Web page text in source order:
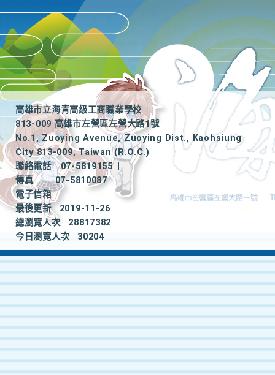
高雄市立海青高級工商職業學校
813-009 高雄市左營區左營大路1號
No.1, Zuoying Avenue, Zuoying Dist., Kaohsiung
City 813-009, Taiwan (R.O.C.)
聯絡電話
07-5819155
|
傳真
07-5810087
電子信箱
最後更新
2019-11-26
總瀏覽人次
28817382
今日瀏覽人次
30204